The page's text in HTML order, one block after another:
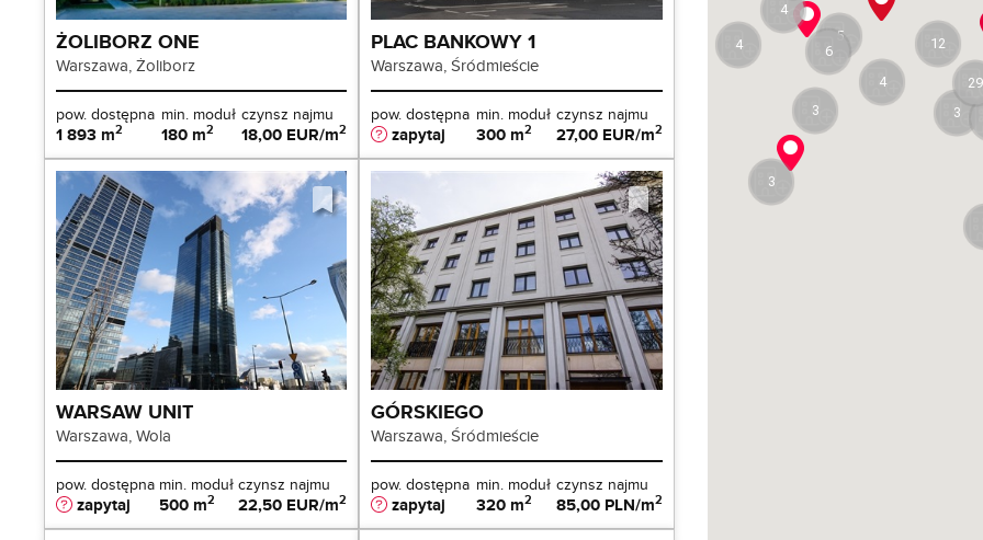
ŻOLIBORZ ONE
Warszawa, Żoliborz
pow. dostępna
1 893 m2
min. moduł
180 m2
czynsz najmu
18,00 EUR/m2
PLAC BANKOWY 1
Warszawa, Śródmieście
pow. dostępna
zapytaj
min. moduł
300 m2
czynsz najmu
27,00 EUR/m2
WARSAW UNIT
Warszawa, Wola
pow. dostępna
zapytaj
min. moduł
500 m2
czynsz najmu
22,50 EUR/m2
GÓRSKIEGO
Warszawa, Śródmieście
pow. dostępna
zapytaj
min. moduł
320 m2
czynsz najmu
85,00 PLN/m2
6
4
5 12
29
3
4
3
4
3